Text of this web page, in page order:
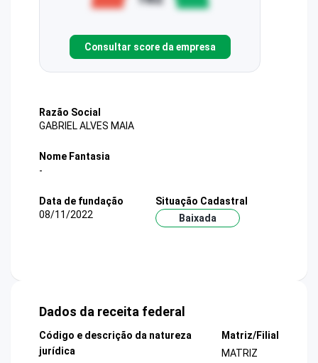
Consultar score da empresa
Razão Social
GABRIEL ALVES MAIA
Nome Fantasia
-
Data de fundação
08/11/2022
Situação Cadastral
Baixada
Dados da receita federal
Código e descrição da natureza
jurídica
Matriz/Filial
MATRIZ